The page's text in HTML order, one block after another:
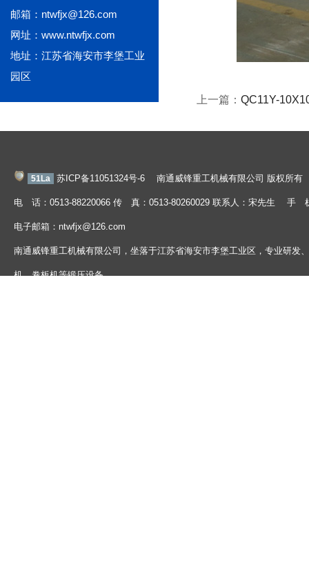
邮箱：ntwfjx@126.com
网址：www.ntwfjx.com
地址：江苏省海安市李堡工业
园区
上一篇： QC11Y-
51La 苏ICP备11051324号-6 南通威锋重工机械有限公司 版权所有
电 话：0513-88220066 传 真：0513-80260029 联系人：宋先生 手
电子邮箱：ntwfjx@126.com
南通威锋重工机械有限公司，坐落于江苏省海安市李堡工业区，专业研发
机、卷板机等锻压设备。